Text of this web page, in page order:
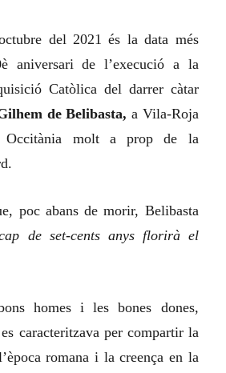
del 2021 és la data més
aniversari de l’execució a la
Catòlica del darrer càtar
de Belibasta, a Vila-Roja
Occitània molt a prop de la
poc abans de morir, Belibasta
de set-cents anys florirà el
homes i les bones dones,
caracteritzava per compartir la
romana i la creença en la